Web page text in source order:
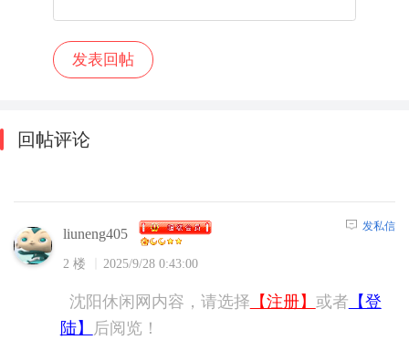
回帖评论
liuneng405
2 楼 2025/9/28 0:43:00
发私信
沈阳休闲网内容，请选择 【注册】 或者 【登
陆】
后阅览！